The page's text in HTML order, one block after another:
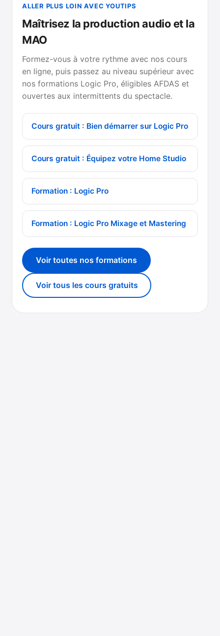
ALLER PLUS LOIN AVEC YOUTIPS
Maîtrisez la production audio et la
MAO
Formez-vous à votre rythme avec nos cours
en ligne, puis passez au niveau supérieur avec
nos formations Logic Pro, éligibles AFDAS et
ouvertes aux intermittents du spectacle.
Cours gratuit : Bien démarrer sur Logic Pro
Cours gratuit : Équipez votre Home Studio
Formation : Logic Pro
Formation : Logic Pro Mixage et Mastering
Voir toutes nos formations
Voir tous les cours gratuits